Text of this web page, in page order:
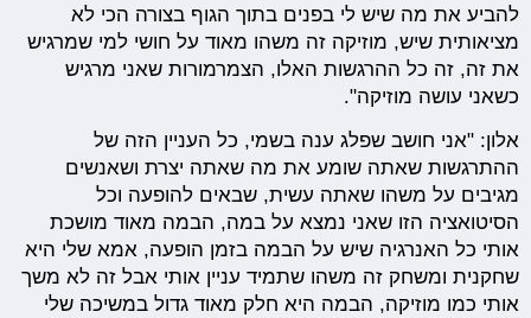
להביע את מה שיש לי בפנים בתוך הגוף בצורה הכי לא
מציאותית שיש, מוזיקה זה משהו מאוד על חושי למי שמרגיש
את זה, זה כל ההרגשות האלו, הצמרמורות שאני מרגיש
כשאני עושה מוזיקה".
אלון: "אני חושב שפלג ענה בשמי, כל העניין הזה של
ההתרגשות שאתה שומע את מה שאתה יצרת ושאנשים
מגיבים על משהו שאתה עשית, שבאים להופעה וכל
הסיטואציה הזו שאני נמצא על במה, הבמה מאוד מושכת
אותי כל האנרגיה שיש על הבמה בזמן הופעה, אמא שלי היא
שחקנית ומשחק זה משהו שתמיד עניין אותי אבל זה לא משך
אותי כמו מוזיקה, הבמה היא חלק מאוד גדול במשיכה שלי